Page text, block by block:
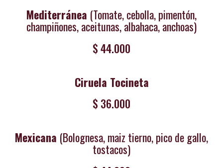
Mediterránea (Tomate, cebolla, pimentón,
champiñones, aceitunas, albahaca, anchoas)
$ 44.000
Ciruela Tocineta
$ 36.000
Mexicana (Bolognesa, maiz tierno, pico de gallo,
tostacos)